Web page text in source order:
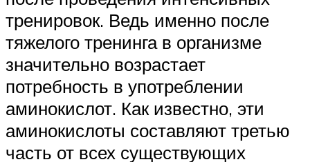
тренировок. Ведь именно после
тяжелого тренинга в организме
значительно возрастает
потребность в употреблении
аминокислот. Как известно, эти
аминокислоты составляют третью
часть от всех существующих